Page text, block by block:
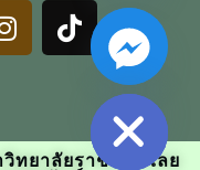
ทยาลัยราชภัฏวไลย
Hide chaty